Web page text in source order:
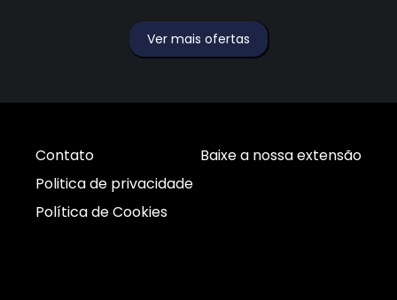
Ver mais ofertas
Contato
Politica de privacidade
Política de Cookies
Baixe a nossa extensão